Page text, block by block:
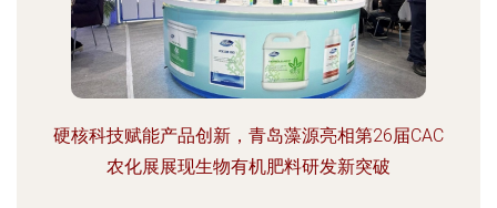
硬核科技赋能产品创新，青岛藻源亮相第26届CAC
农化展展现生物有机肥料研发新突破